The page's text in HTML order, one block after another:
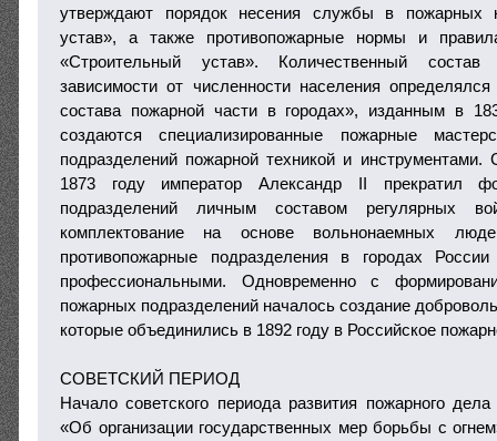
утверждают порядок несения службы в пожарных
устав», а также противопожарные нормы и
«Строительный устав». Количественный
зависимости от численности населения
состава пожарной части в городах», изданным в
создаются специализированные пожарные
подразделений пожарной техникой и
1873 году император Александр II прекратил
подразделений личным составом регулярных
комплектование на основе вольнонаемных
противопожарные подразделения в городах
профессиональными. Одновременно с
пожарных подразделений началось создание
которые объединились в 1892 году в Российское
СОВЕТСКИЙ ПЕРИОД
Начало советского периода развития пожарного
«Об организации государственных мер борьбы с